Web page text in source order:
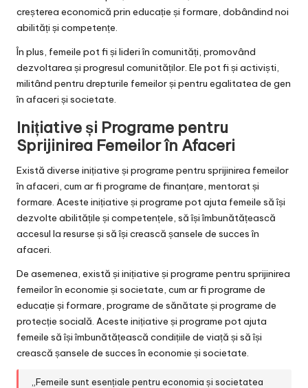
creșterea economică prin educație și formare, dobândind noi
abilități și competențe.
În plus, femeile pot fi și lideri în comunități, promovând
dezvoltarea și progresul comunităților. Ele pot fi și activiști,
militând pentru drepturile femeilor și pentru egalitatea de gen
în afaceri și societate.
Inițiative și Programe pentru
Sprijinirea Femeilor în Afaceri
Există diverse inițiative și programe pentru sprijinirea femeilor
în afaceri, cum ar fi programe de finanțare, mentorat și
formare. Aceste inițiative și programe pot ajuta femeile să își
dezvolte abilitățile și competențele, să își îmbunătățească
accesul la resurse și să își crească șansele de succes în
afaceri.
De asemenea, există și inițiative și programe pentru sprijinirea
femeilor în economie și societate, cum ar fi programe de
educație și formare, programe de sănătate și programe de
protecție socială. Aceste inițiative și programe pot ajuta
femeile să își îmbunătățească condițiile de viață și să își
crească șansele de succes în economie și societate.
„Femeile sunt esențiale pentru economia și societatea